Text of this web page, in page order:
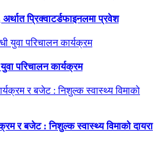
प्रिक्वाटर्डफाइनलमा प्रवेश
परिचालन कार्यक्रम
र बजेट : निशुल्क स्वास्थ्य विमाको दायरा